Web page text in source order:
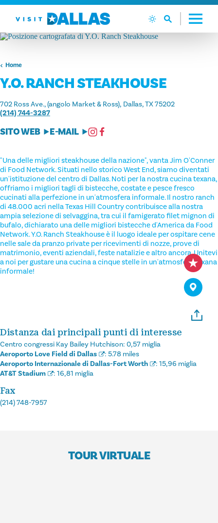
Vai al contenuto
Home
Y.O. RANCH STEAKHOUSE
702 Ross Ave., (angolo Market & Ross) Dallas, TX 75202
(214) 744-3287
SITO WEB E-MAIL
"Una delle migliori steakhouse della nazione", vanta Jim O'Conner
di Food Network. Situati nello storico West End, siamo diventati
un'istituzione del centro di Dallas. Noti per la nostra cucina texana,
offriamo i migliori tagli di bistecche, costate e pesce fresco
cucinati alla perfezione in un'atmosfera informale. Il nostro ranch
di 48.000 acri nella Texas Hill Country contribuisce alla nostra
ampia selezione di selvaggina, tra cui il famigerato filet mignon di
bufalo, dichiarato una delle migliori bistecche d'America da Food
Network. Y.O. Ranch Steakhouse è il luogo ideale per ospitare cene
nelle sale da pranzo private per ricevimenti di nozze, prove di
matrimonio, eventi aziendali, feste natalizie e altro ancora. Unitevi
a noi per gustare una cucina a cinque stelle in un'atmosfera texana
informale!
Distanza dai principali punti di interesse
Centro congressi Kay Bailey Hutchison: 0,57 miglia
Aeroporto Love Field di Dallas
: 5.78 miles
Aeroporto Internazionale di Dallas-Fort Worth
: 15,96 miglia
AT&T Stadium
: 16,81 miglia
Fax
(214) 748-7957
TOUR VIRTUALE